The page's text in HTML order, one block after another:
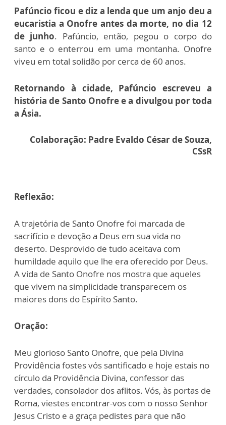
Pafúncio ficou e diz a lenda que um anjo deu a
eucaristia a Onofre antes da morte, no dia 12
de junho. Pafúncio, então, pegou o corpo do
santo e o enterrou em uma montanha. Onofre
viveu em total solidão por cerca de 60 anos.
Retornando à cidade, Pafúncio escreveu a
história de Santo Onofre e a divulgou por toda
a Ásia.
Colaboração: Padre Evaldo César de Souza,
CSsR
Reflexão:
A trajetória de Santo Onofre foi marcada de
sacrifício e devoção a Deus em sua vida no
deserto. Desprovido de tudo aceitava com
humildade aquilo que lhe era oferecido por Deus.
A vida de Santo Onofre nos mostra que aqueles
que vivem na simplicidade transparecem os
maiores dons do Espírito Santo.
Oração:
Meu glorioso Santo Onofre, que pela Divina
Providência fostes vós santificado e hoje estais no
círculo da Providência Divina, confessor das
verdades, consolador dos aflitos. Vós, às portas de
Roma, viestes encontrar-vos com o nosso Senhor
Jesus Cristo e a graça pedistes para que não